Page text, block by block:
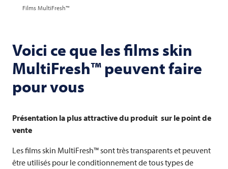
Films MultiFresh™
Voici ce que les films skin
MultiFresh™ peuvent faire
pour vous
Présentation la plus attractive du produit sur le point de
vente
Les films skin MultiFresh™ sont très transparents et peuvent
être utilisés pour le conditionnement de tous types de